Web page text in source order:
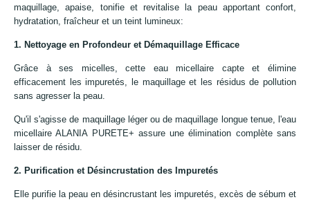
maquillage, apaise, tonifie et revitalise la peau apportant confort,
hydratation, fraîcheur et un teint lumineux:
1. Nettoyage en Profondeur et Démaquillage Efficace
Grâce à ses micelles, cette eau micellaire capte et élimine
efficacement les impuretés, le maquillage et les résidus de pollution
sans agresser la peau.
Qu'il s'agisse de maquillage léger ou de maquillage longue tenue, l'eau
micellaire ALANIA PURETE+ assure une élimination complète sans
laisser de résidu.
2. Purification et Désincrustation des Impuretés
Elle purifie la peau en désincrustant les impuretés, excès de sébum et